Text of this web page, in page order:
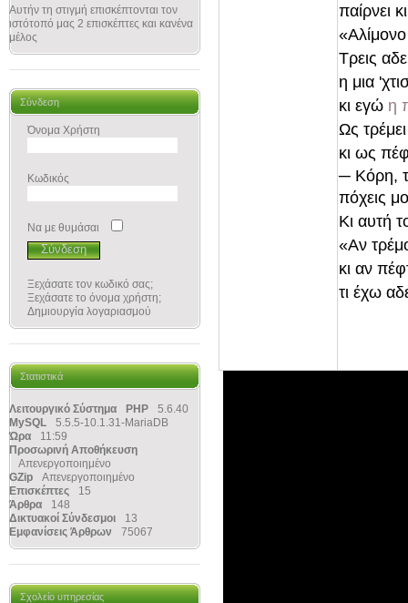
Αυτήν τη στιγμή επισκέπτονται τον
ιστότοπό μας 2 επισκέπτες και κανένα
μέλος
Σύνδεση
Όνομα Χρήστη
Κωδικός
Να με θυμάσαι
Ξεχάσατε τον κωδικό σας;
Ξεχάσατε το όνομα χρήστη;
Δημιουργία λογαριασμού
Στατιστικά
Λειτουργικό Σύστημα PHP
5.6.40
MySQL
5.5.5-10.1.31-MariaDB
Ώρα
11:59
Προσωρινή Αποθήκευση
Απενεργοποιημένο
GZip
Απενεργοποιημένο
Επισκέπτες
15
Άρθρα
148
Δικτυακοί Σύνδεσμοι
13
Εμφανίσεις Άρθρων
75067
Σχολείο υπηρεσίας
παίρνει
Τρεις
η μια
κι εγώ η
Ως
κι ως
─ Κόρη,
πόχεις
Κι αυτή
«Αν
κι αν
τι έχω